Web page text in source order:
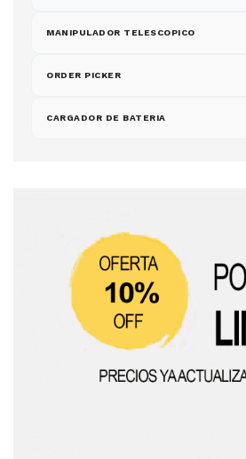
MANIPULADOR TELESCOPICO
ORDER PICKER
CARGADOR DE BATERIA